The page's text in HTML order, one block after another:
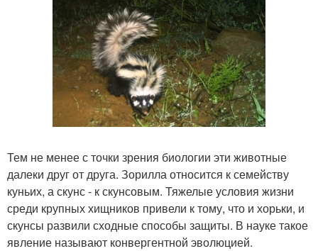
Тем не менее с точки зрения биологии эти животные
далеки друг от друга. Зорилла относится к семейству
куньих, а скунс - к скунсовым. Тяжелые условия жизни
среди крупных хищников привели к тому, что и хорьки, и
скунсы развили сходные способы защиты. В науке такое
явление называют конвергентной эволюцией.